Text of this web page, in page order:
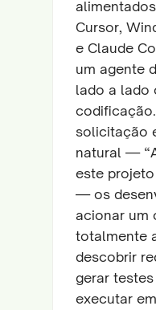
Cursor,
e Claude
um agente
lado a lado
solicitação
natural —
este projeto
— os
acionar um
totalmente
descobrir
gerar
executar